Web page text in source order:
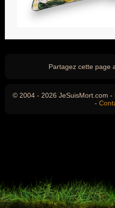
Partagez cette page
© 2004 - 2026 JeSuisMort.com -
-